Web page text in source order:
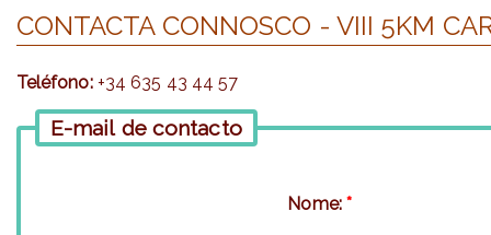
CONTACTA CONNOSCO - VIII 5KM
Teléfono:+34 635 43 44 57
E-mail de contacto
Nome: *